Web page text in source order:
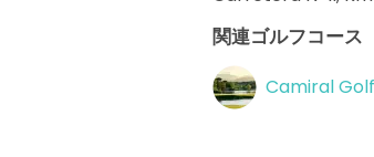
関連ゴルフコース
Camiral